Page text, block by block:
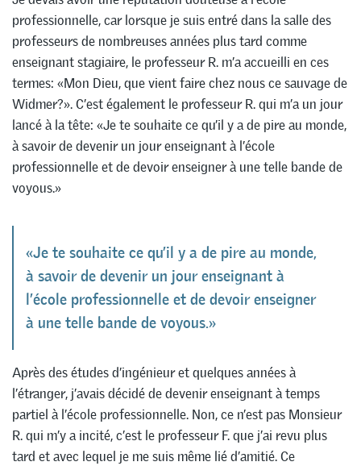
professionnelle, car lorsque je suis entré dans la salle des
professeurs de nombreuses années plus tard comme
enseignant stagiaire, le professeur R. m’a accueilli en ces
termes: «Mon Dieu, que vient faire chez nous ce sauvage de
Widmer?». C’est également le professeur R. qui m’a un jour
lancé à la tête: «Je te souhaite ce qu’il y a de pire au monde,
à savoir de devenir un jour enseignant à l’école
professionnelle et de devoir enseigner à une telle bande de
voyous.»
«Je te souhaite ce qu’il y a de pire au monde,
à savoir de devenir un jour enseignant à
l’école professionnelle et de devoir enseigner
à une telle bande de voyous.»
Après des études d’ingénieur et quelques années à
l’étranger, j’avais décidé de devenir enseignant à temps
partiel à l’école professionnelle. Non, ce n’est pas Monsieur
R. qui m’y a incité, c’est le professeur F. que j’ai revu plus
tard et avec lequel je me suis même lié d’amitié. Ce